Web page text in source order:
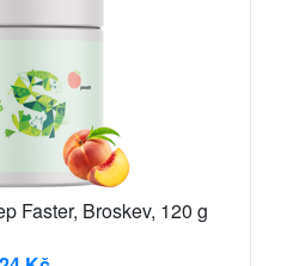
Faster, Broskev, 120 g